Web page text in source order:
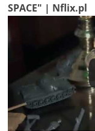
SPACE" | Nflix.pl